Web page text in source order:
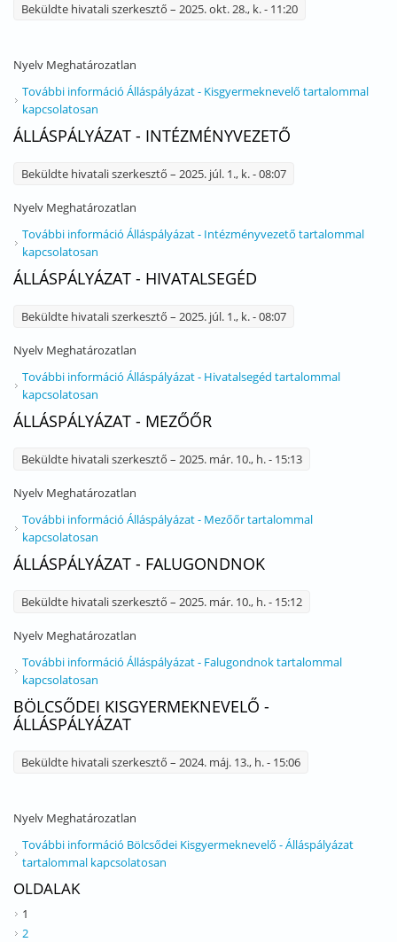
Beküldte hivatali szerkesztő – 2025. okt. 28., k. - 11:20
Nyelv Meghatározatlan
További információ Álláspályázat - Kisgyermeknevelő tartalommal
kapcsolatosan
ÁLLÁSPÁLYÁZAT - INTÉZMÉNYVEZETŐ
Beküldte hivatali szerkesztő – 2025. júl. 1., k. - 08:07
Nyelv Meghatározatlan
További információ Álláspályázat - Intézményvezető tartalommal
kapcsolatosan
ÁLLÁSPÁLYÁZAT - HIVATALSEGÉD
Beküldte hivatali szerkesztő – 2025. júl. 1., k. - 08:07
Nyelv Meghatározatlan
További információ Álláspályázat - Hivatalsegéd tartalommal
kapcsolatosan
ÁLLÁSPÁLYÁZAT - MEZŐŐR
Beküldte hivatali szerkesztő – 2025. már. 10., h. - 15:13
Nyelv Meghatározatlan
További információ Álláspályázat - Mezőőr tartalommal
kapcsolatosan
ÁLLÁSPÁLYÁZAT - FALUGONDNOK
Beküldte hivatali szerkesztő – 2025. már. 10., h. - 15:12
Nyelv Meghatározatlan
További információ Álláspályázat - Falugondnok tartalommal
kapcsolatosan
BÖLCSŐDEI KISGYERMEKNEVELŐ -
ÁLLÁSPÁLYÁZAT
Beküldte hivatali szerkesztő – 2024. máj. 13., h. - 15:06
Nyelv Meghatározatlan
További információ Bölcsődei Kisgyermeknevelő - Álláspályázat
tartalommal kapcsolatosan
OLDALAK
1
2